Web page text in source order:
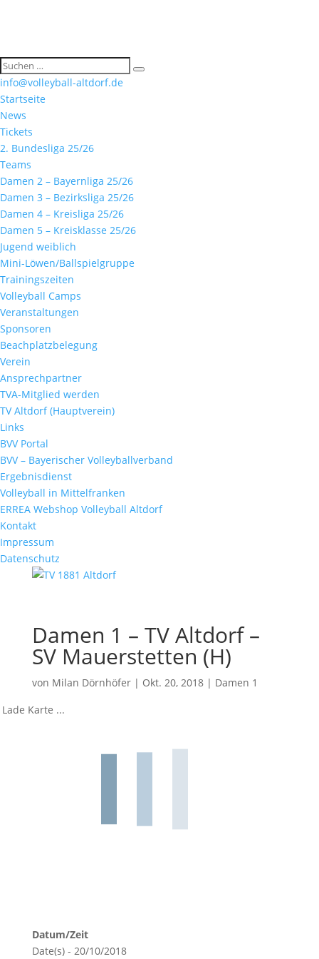
info@volleyball-altdorf.de
Startseite
News
Tickets
2. Bundesliga 25/26
Teams
Damen 2 – Bayernliga 25/26
Damen 3 – Bezirksliga 25/26
Damen 4 – Kreisliga 25/26
Damen 5 – Kreisklasse 25/26
Jugend weiblich
Mini-Löwen/Ballspielgruppe
Trainingszeiten
Volleyball Camps
Veranstaltungen
Sponsoren
Beachplatzbelegung
Verein
Ansprechpartner
TVA-Mitglied werden
TV Altdorf (Hauptverein)
Links
BVV Portal
BVV – Bayerischer Volleyballverband
Ergebnisdienst
Volleyball in Mittelfranken
ERREA Webshop Volleyball Altdorf
Kontakt
Impressum
Datenschutz
Damen 1 – TV Altdorf –
SV Mauerstetten (H)
von Milan Dörnhöfer| Okt. 20, 2018| Damen 1
Lade Karte ...
Datum/Zeit
Date(s) - 20/10/2018